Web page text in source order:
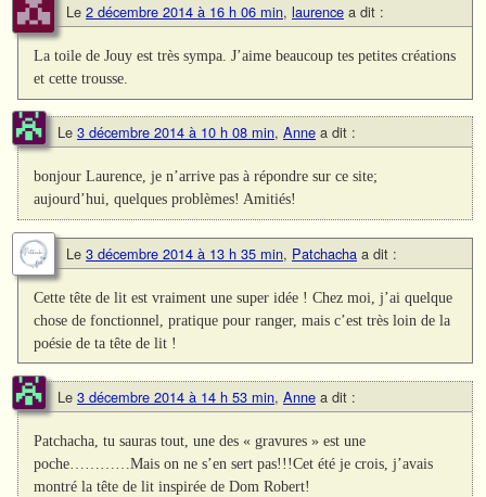
Le 2 décembre 2014 à 16 h 06 min, laurence a dit :
La toile de Jouy est très sympa. J’aime beaucoup tes petites créations
et cette trousse.
Le 3 décembre 2014 à 10 h 08 min, Anne a dit :
bonjour Laurence, je n’arrive pas à répondre sur ce site;
aujourd’hui, quelques problèmes! Amitiés!
Le 3 décembre 2014 à 13 h 35 min, Patchacha a dit :
Cette tête de lit est vraiment une super idée ! Chez moi, j’ai quelque
chose de fonctionnel, pratique pour ranger, mais c’est très loin de la
poésie de ta tête de lit !
Le 3 décembre 2014 à 14 h 53 min, Anne a dit :
Patchacha, tu sauras tout, une des « gravures » est une
poche…………Mais on ne s’en sert pas!!!Cet été je crois, j’avais
montré la tête de lit inspirée de Dom Robert!